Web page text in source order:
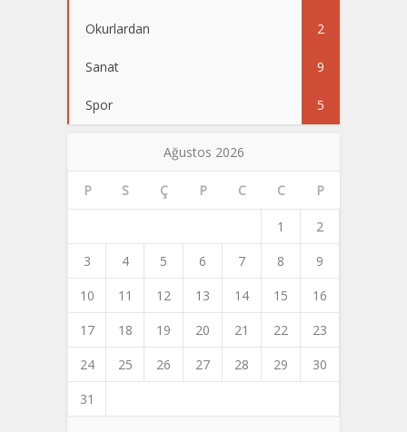
Okurlardan 2
Sanat 9
Spor 5
Ağustos 2026
P S Ç P C C P
1
2
3
4 5 6 7 8
9
10
11 12 13 14 15
16
17
18 19 20 21 22
23
24
25 26 27 28 29
30
31